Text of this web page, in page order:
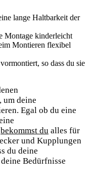
lange Haltbarkeit der
Montage kinderleicht
Montieren flexibel
so dass du sie
um deine
Egal ob du eine
bekommst du alles für
und Kupplungen
du deine
Bedürfnisse